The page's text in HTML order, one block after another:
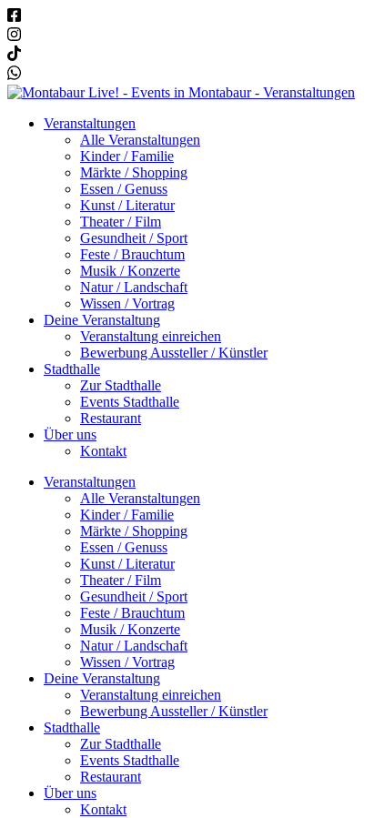
Veranstaltungen
Alle Veranstaltungen
Kinder / Familie
Märkte / Shopping
Essen / Genuss
Kunst / Literatur
Theater / Film
Gesundheit / Sport
Feste / Brauchtum
Musik / Konzerte
Natur / Landschaft
Wissen / Vortrag
Deine Veranstaltung
Veranstaltung einreichen
Bewerbung Aussteller / Künstler
Stadthalle
Zur Stadthalle
Events Stadthalle
Restaurant
Über uns
Kontakt
Veranstaltungen
Alle Veranstaltungen
Kinder / Familie
Märkte / Shopping
Essen / Genuss
Kunst / Literatur
Theater / Film
Gesundheit / Sport
Feste / Brauchtum
Musik / Konzerte
Natur / Landschaft
Wissen / Vortrag
Deine Veranstaltung
Veranstaltung einreichen
Bewerbung Aussteller / Künstler
Stadthalle
Zur Stadthalle
Events Stadthalle
Restaurant
Über uns
Kontakt